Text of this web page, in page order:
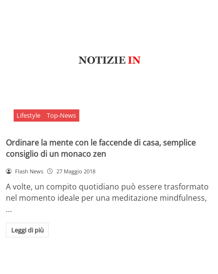
Lifestyle Top-News
Ordinare la mente con le faccende di casa, semplice
consiglio di un monaco zen
Flash News 27 Maggio 2018
A volte, un compito quotidiano può essere trasformato
nel momento ideale per una meditazione mindfulness,
…
Leggi di più